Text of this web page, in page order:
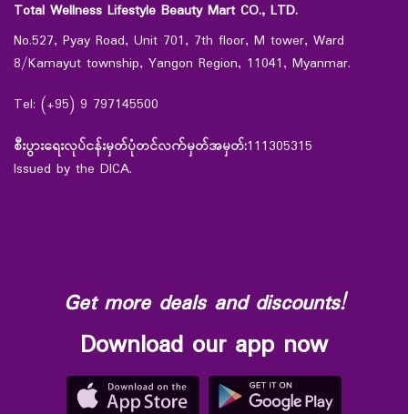
Total Wellness Lifestyle Beauty Mart CO., LTD.
No.527, Pyay Road, Unit 701, 7th floor, M tower, Ward
8/Kamayut township, Yangon Region, 11041, Myanmar.
Tel: (+95) 9 797145500
စီးပွားရေးလုပ်ငန်းမှတ်ပုံတင်လက်မှတ်အမှတ်:111305315
Issued by the DICA.
Get more deals and discounts!
Download our app now